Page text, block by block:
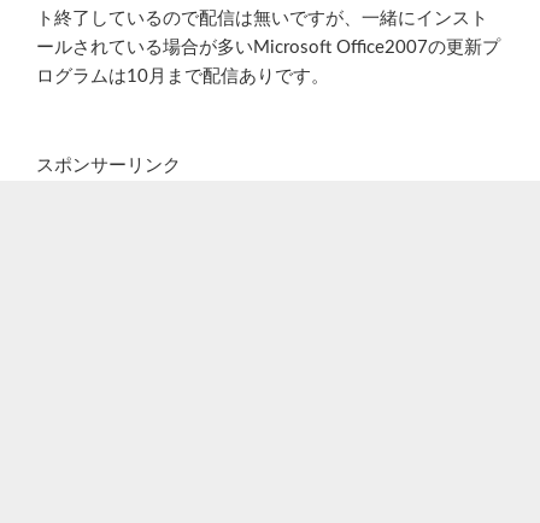
ト終了しているので配信は無いですが、一緒にインスト
ールされている場合が多いMicrosoft Office2007の更新プ
ログラムは10月まで配信ありです。
スポンサーリンク